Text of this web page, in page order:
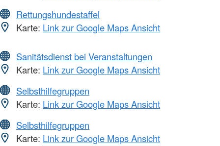
Rettungshundestaffel
Karte: Link zur Google Maps Ansicht
Sanitätsdienst bei Veranstaltungen
Karte: Link zur Google Maps Ansicht
Selbsthilfegruppen
Karte: Link zur Google Maps Ansicht
Selbsthilfegruppen
Karte: Link zur Google Maps Ansicht